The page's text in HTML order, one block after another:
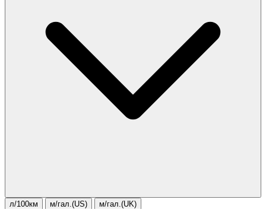
л/100км м/гал.(US) м/гал.(UK)